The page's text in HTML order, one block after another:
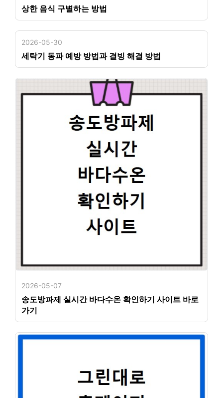
상한 음식 구별하는 방법
2026-05-30
세탁기 동파 예방 방법과 결빙 해결 방법
2026-05-07
송도방파제 실시간 바다수온 확인하기 사이트 바로
가기